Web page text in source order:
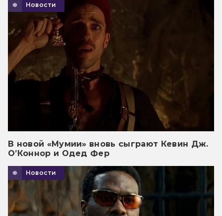
Новости
В новой «Мумии» вновь сыграют Кевин Дж.
О’Коннор и Одед Фер
Новости